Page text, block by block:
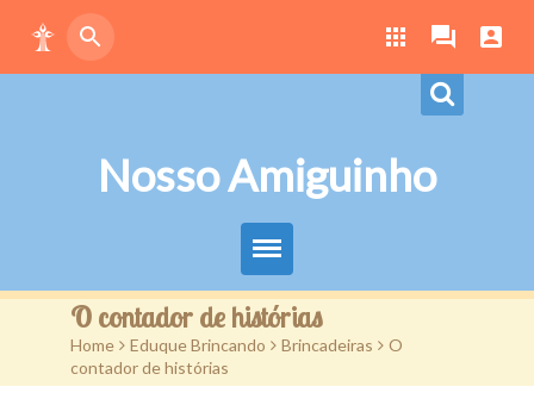
Nosso Amiguinho
Eduque Brincando
Letras
O contador de histórias
Home > Eduque Brincando > Brincadeiras > O
contador de histórias